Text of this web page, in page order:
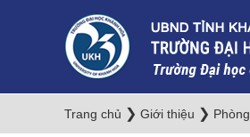
Trang chủ ❯ Giới thiệu ❯ Phòng